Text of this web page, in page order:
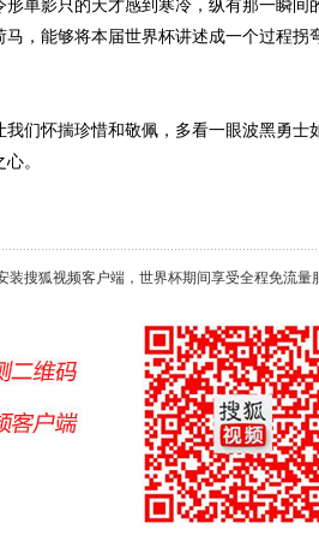
形单影只的天才感到寒冷，纵有那一瞬间
，能够将本届世界杯讲述成一个过程拐
怀揣珍惜和敬佩，多看一眼波黑勇士
。
搜狐视频客户端，世界杯期间享受全程免流量